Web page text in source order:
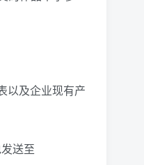
以及企业现有产
送至